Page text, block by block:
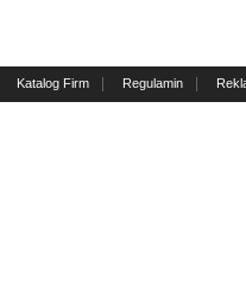
Katalog Firm | Regulamin |